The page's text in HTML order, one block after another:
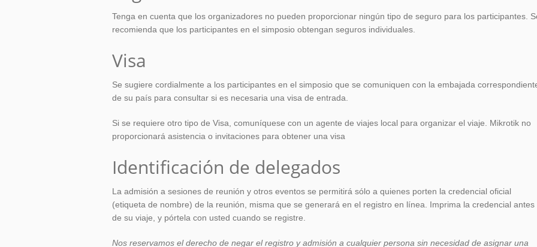
Tenga en cuenta que los organizadores no pueden proporcionar ningún tipo de seguro para los participantes.
recomienda que los participantes en el simposio obtengan seguros individuales.
Visa
Se sugiere cordialmente a los participantes en el simposio que se comuniquen con la embajada
de su país para consultar si es necesaria una visa de entrada.
Si se requiere otro tipo de Visa, comuníquese con un agente de viajes local para organizar el viaje. Mikrotik no
proporcionará asistencia o invitaciones para obtener una visa
Identificación de delegados
La admisión a sesiones de reunión y otros eventos se permitirá sólo a quienes porten la credencial oficial
(etiqueta de nombre) de la reunión, misma que se generará en el registro en línea. Imprima la credencial antes
de su viaje, y pórtela con usted cuando se registre.
Nos reservamos el derecho de negar el registro y admisión a cualquier persona sin necesidad de asignar una